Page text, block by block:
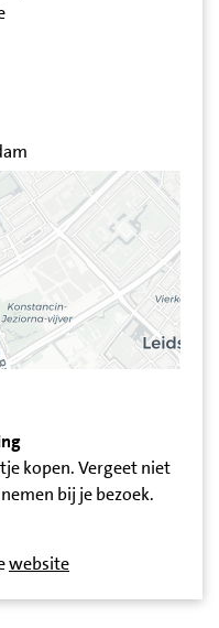
kopen. Vergeet niet
bij je bezoek.
website